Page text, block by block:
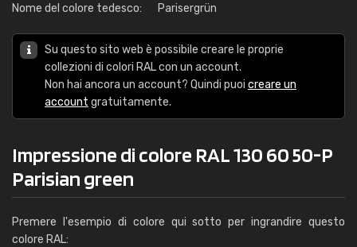
Nome del colore tedesco:
Parisergrün
Su questo sito web è possibile creare le proprie
collezioni di colori RAL con un account.
Non hai ancora un account? Quindi puoi creare un
account gratuitamente.
Impressione di colore RAL 130 60 50-P
Parisian green
Premere l'esempio di colore qui sotto per ingrandire questo
colore RAL: